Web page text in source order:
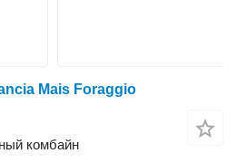
Mais Foraggio
комбайн